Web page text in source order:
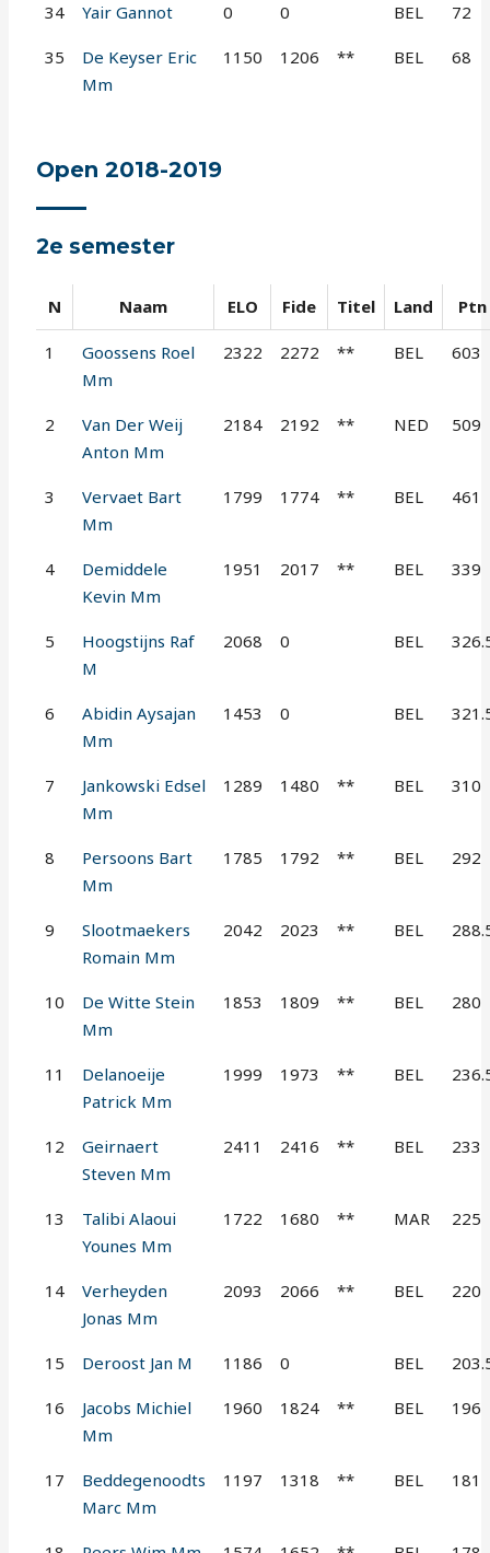
34 Yair Gannot 0 0 BEL 72
35
De Keyser Eric
Mm
1150 1206 ** BEL 68
Open 2018-2019
2e semester
N Naam ELO Fide Titel Land Ptn
1
Goossens Roel
Mm
2322 2272 ** BEL 603
2
Van Der Weij
Anton Mm
2184 2192 ** NED 509
3
Vervaet Bart
Mm
1799 1774 ** BEL 461
4
Demiddele
Kevin Mm
1951 2017 ** BEL 339
5
Hoogstijns Raf
M
2068 0 BEL
6
Abidin Aysajan
Mm
1453 0 BEL
7
Jankowski Edsel
Mm
1289 1480 ** BEL 310
8
Persoons Bart
Mm
1785 1792 ** BEL 292
9
Slootmaekers
Romain Mm
2042 2023 ** BEL
10
De Witte Stein
Mm
1853 1809 ** BEL 280
11
Delanoeije
Patrick Mm
1999 1973 ** BEL
12
Geirnaert
Steven Mm
2411 2416 ** BEL 233
13
Talibi Alaoui
Younes Mm
1722 1680 ** MAR 225
14
Verheyden
Jonas Mm
2093 2066 ** BEL 220
15 Deroost Jan M 1186 0 BEL
16
Jacobs Michiel
Mm
1960 1824 ** BEL 196
17
Beddegenoodts
Marc Mm
1197 1318 ** BEL 181